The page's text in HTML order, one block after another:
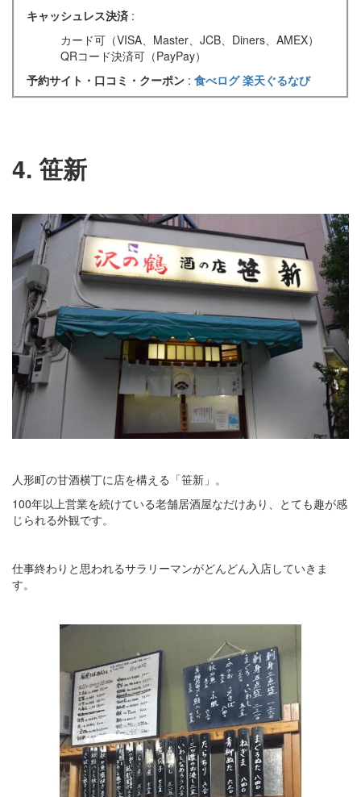
キャッシュレス決済 :
カード可（VISA、Master、JCB、Diners、AMEX）
QRコード決済可（PayPay）
予約サイト・口コミ・クーポン : 食べログ楽天ぐるなび
4. 笹新
人形町の甘酒横丁に店を構える「笹新」。
100年以上営業を続けている老舗居酒屋なだけあり、とても趣が感
じられる外観です。
仕事終わりと思われるサラリーマンがどんどん入店していきま
す。